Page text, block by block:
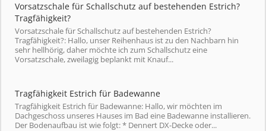
Vorsatzschale für Schallschutz auf bestehenden Estrich?
Tragfähigkeit?
Vorsatzschale für Schallschutz auf bestehenden Estrich?
Tragfähigkeit?: Hallo, unser Reihenhaus ist zu den Nachbarn hin
sehr hellhörig, daher möchte ich zum Schallschutz eine
Vorsatzschale, zweilagig beplankt mit Knauf...
Tragfähigkeit Estrich für Badewanne
Tragfähigkeit Estrich für Badewanne: Hallo, wir möchten im
Dachgeschoss unseres Hauses im Bad eine Badewanne installieren.
Der Bodenaufbau ist wie folgt: * Dennert DX-Decke oder...